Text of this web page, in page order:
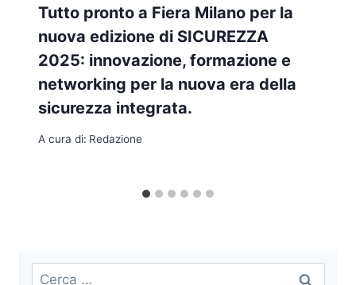
Tutto pronto a Fiera Milano per la
nuova edizione di SICUREZZA
2025: innovazione, formazione e
networking per la nuova era della
sicurezza integrata.
A cura di: Redazione
Ricerca